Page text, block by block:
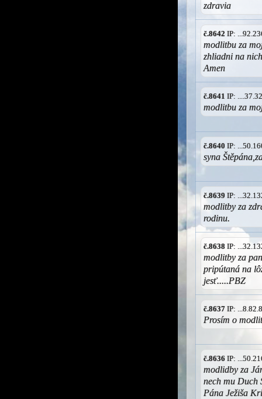
zdravia
č.8642 IP:
modlitbu za
zhliadni na
Amen
č.8641 IP:
modlitbu za
č.8640 IP:
syna
č.8639 IP:
modlitby za
rodinu.
č.8638 IP:
modlitby za
pripútaná na
jesť.....PBZ
č.8637 IP:
Prosím o
č.8636 IP:
modlidby za
nech mu Duch
Pána Ježiša